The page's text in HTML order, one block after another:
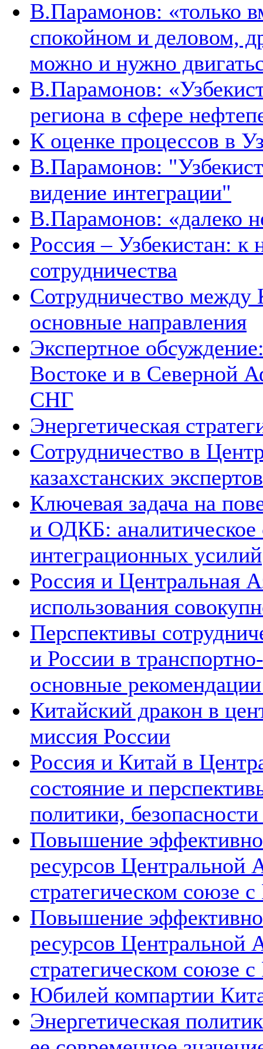
В.Парамонов: «только
спокойном и деловом,
можно и нужно
В.Парамонов:
региона в сфере
К оценке процессов в
В.Парамонов:
видение интеграции"
В.Парамонов: «далеко
Россия – Узбекистан: к
сотрудничества
Сотрудничество между
основные направления
Экспертное
Востоке и в Северной
СНГ
Энергетическая
Сотрудничество в
казахстанских экспертов
Ключевая задача на
и ОДКБ: аналитическое
интеграционных усилий
Россия и Центральная
использования
Перспективы
и России в
основные
Китайский дракон в
миссия России
Россия и Китай в
состояние и
политики,
Повышение
ресурсов Центральной
стратегическом союзе
Повышение
ресурсов Центральной
стратегическом союзе
Юбилей компартии
Энергетическая